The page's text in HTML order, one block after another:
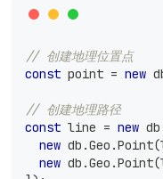
// 创建地理位置点
const point = new
// 创建地理路径
const line = new db
new db .Geo .Point(
new db .Geo .Point(